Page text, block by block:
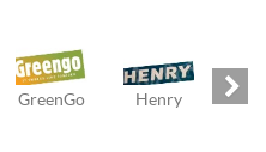
GreenGo Henry